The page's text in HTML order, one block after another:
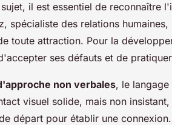
il est essentiel de reconnaître
spécialiste des relations
toute attraction. Pour la
ses défauts et de
non verbales, le
visuel solide, mais non
départ pour établir une